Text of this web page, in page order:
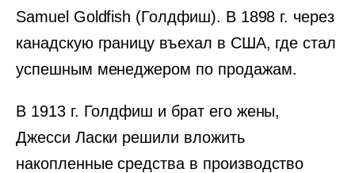
Samuel Goldfish (Голдфиш). В 1898 г. через
канадскую границу въехал в США, где стал
успешным менеджером по продажам.
В 1913 г. Голдфиш и брат его жены,
Джесси Ласки решили вложить
накопленные средства в производство